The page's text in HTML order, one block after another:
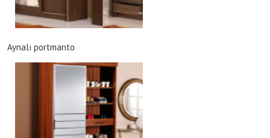
Aynalı portmanto